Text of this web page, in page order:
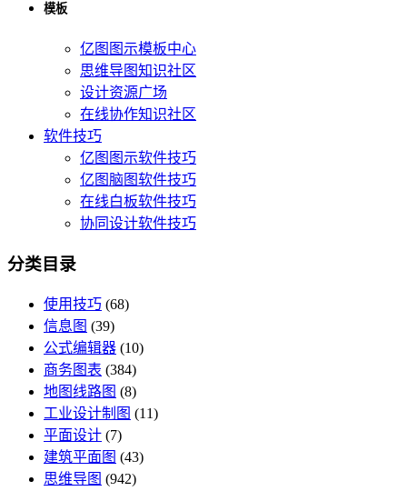
模板
亿图图示模板中心
思维导图知识社区
设计资源广场
在线协作知识社区
软件技巧
亿图图示软件技巧
亿图脑图软件技巧
在线白板软件技巧
协同设计软件技巧
分类目录
使用技巧 (68)
信息图 (39)
公式编辑器 (10)
商务图表 (384)
地图线路图 (8)
工业设计制图 (11)
平面设计 (7)
建筑平面图 (43)
思维导图 (942)